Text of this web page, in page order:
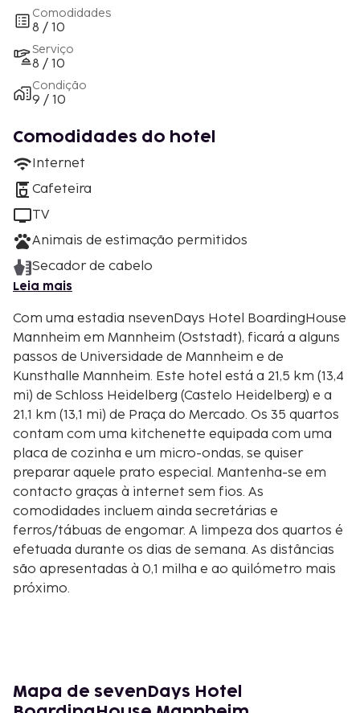
Comodidades
8 / 10
Serviço
8 / 10
Condição
9 / 10
Comodidades do hotel
Internet
Cafeteira
TV
Animais de estimação permitidos
Secador de cabelo
Leia mais
Com uma estadia nsevenDays Hotel BoardingHouse
Mannheim em Mannheim (Oststadt), ficará a alguns
passos de Universidade de Mannheim e de
Kunsthalle Mannheim. Este hotel está a 21,5 km (13,4
mi) de Schloss Heidelberg (Castelo Heidelberg) e a
21,1 km (13,1 mi) de Praça do Mercado. Os 35 quartos
contam com uma kitchenette equipada com uma
placa de cozinha e um micro-ondas, se quiser
preparar aquele prato especial. Mantenha-se em
contacto graças à internet sem fios. As
comodidades incluem ainda secretárias e
ferros/tábuas de engomar. A limpeza dos quartos é
efetuada durante os dias de semana. As distâncias
são apresentadas à 0,1 milha e ao quilómetro mais
próximo.
Friedrichsplatz - 0,4 km/0,2 mi
Mapa de sevenDays Hotel